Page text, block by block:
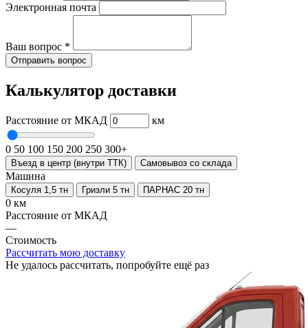
Электронная почта
Ваш вопрос *
Отправить вопрос
Калькулятор доставки
Расстояние от МКАД км
0 50 100 150 200 250 300+
Въезд в центр (внутри ТТК) Самовывоз со склада
Машина
Косуля 1,5 тн Гризли 5 тн ПАРНАС 20 тн
0 км
Расстояние от МКАД
—
Стоимость
Рассчитать мою доставку
Не удалось рассчитать, попробуйте ещё раз